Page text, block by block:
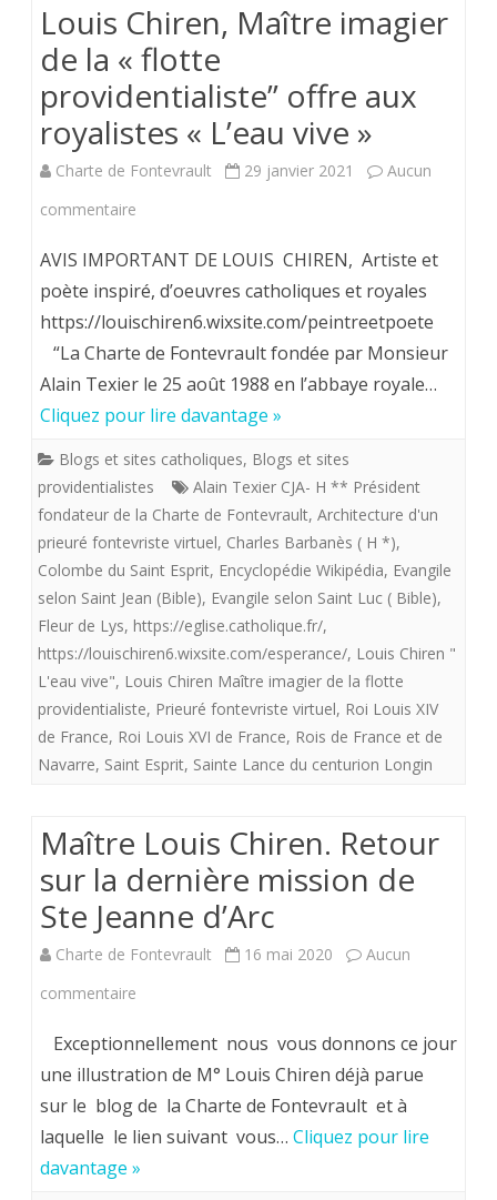
Louis Chiren, Maître imagier
de la « flotte
providentialiste” offre aux
royalistes « L’eau vive »
Charte de Fontevrault 29 janvier 2021
Aucun
commentaire
Chiren,
Maître
imagier
«
flotte
offre
aux
royalistes
«
AVIS IMPORTANT DE LOUIS CHIREN, Artiste et
poète inspiré, d’oeuvres catholiques et royales
https://louischiren6.wixsite.com/peintreetpoete
“La Charte de Fontevrault fondée par Monsieur
Alain Texier le 25 août 1988 en l’abbaye royale…
Cliquez pour lire davantage »
Blogs et sites catholiques, Blogs et sites
providentialistes
Alain Texier CJA- H ** Président
fondateur de la Charte de Fontevrault, Architecture d'un
prieuré fontevriste virtuel, Charles Barbanès ( H *),
Colombe du Saint Esprit, Encyclopédie Wikipédia, Evangile
selon Saint Jean (Bible), Evangile selon Saint Luc ( Bible),
Fleur de Lys, https://eglise.catholique.fr/,
https://louischiren6.wixsite.com/esperance/, Louis Chiren "
L'eau vive", Louis Chiren Maître imagier de la flotte
providentialiste, Prieuré fontevriste virtuel, Roi Louis XIV
de France, Roi Louis XVI de France, Rois de France et de
Navarre, Saint Esprit, Sainte Lance du centurion Longin
Maître Louis Chiren. Retour
sur la dernière mission de
Ste Jeanne d’Arc
Charte de Fontevrault 16 mai 2020
Aucun
commentaire
Louis
Chiren.
Retour
Exceptionnellement nous vous donnons ce jour
une illustration de M° Louis Chiren déjà parue
sur le blog de la Charte de Fontevrault et à
laquelle le lien suivant vous… Cliquez pour lire
davantage »